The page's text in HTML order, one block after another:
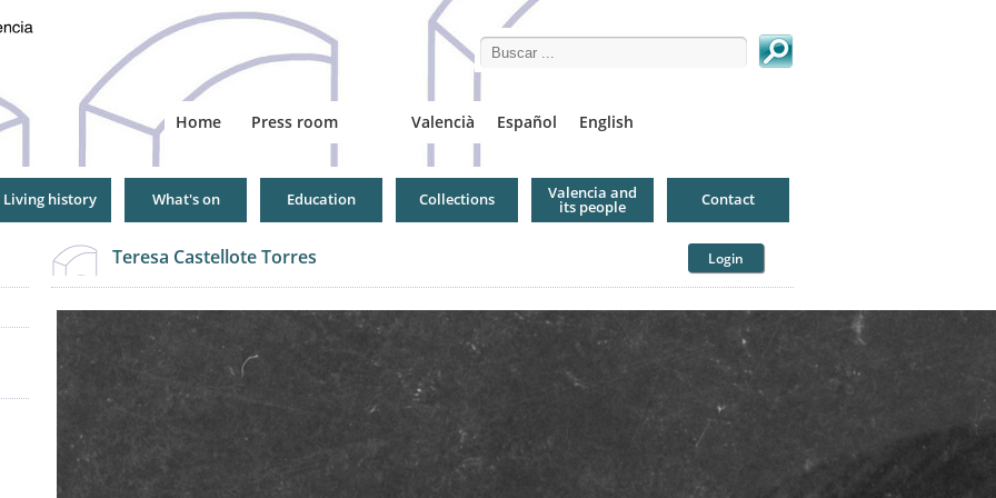
Search this site
Valencià Español English
Home Press room
Living history What's on Education Collections Valencia and
its people Contact
Teresa Castellote Torres Login